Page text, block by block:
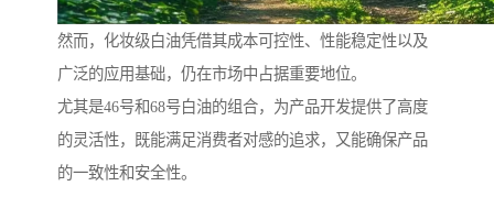
然而，化妆级白油凭借其成本可控性、性能稳定性以及
广泛的应用基础，仍在市场中占据重要地位。
尤其是46号和68号白油的组合，为产品开发提供了高度
的灵活性，既能满足消费者对感的追求，又能确保产品
的一致性和安全性。